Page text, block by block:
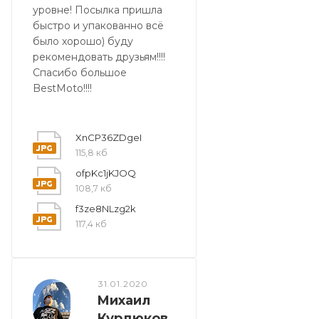
уровне! Посылка пришла
быстро и упакованно всё
было хорошо) буду
рекомендовать друзьям!!!!
Спасибо большое
BestMoto!!!!
XnCP36ZDgeI
115,8 кб
ofpKc1jKJOQ
108,7 кб
f3ze8NLzg2k
117,4 кб
31.01.2020
Михаил